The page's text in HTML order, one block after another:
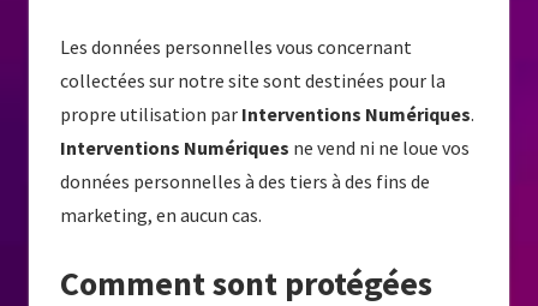
Les données personnelles vous concernant
collectées sur notre site sont destinées pour la
propre utilisation par Interventions Numériques.
Interventions Numériques ne vend ni ne loue vos
données personnelles à des tiers à des fins de
marketing, en aucun cas.
Comment sont protégées